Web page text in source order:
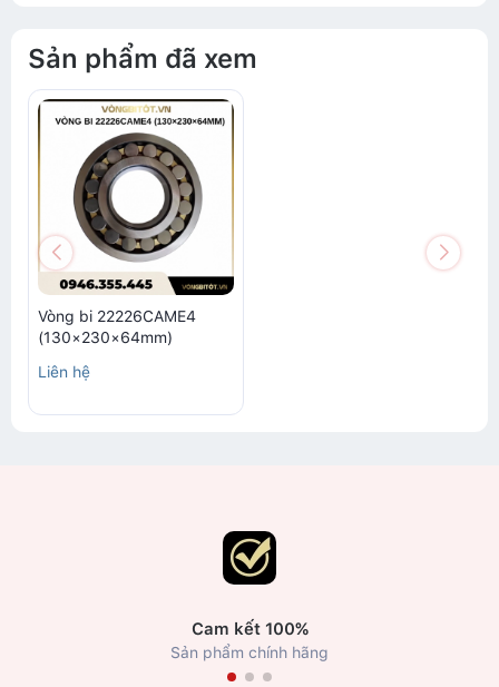
Sản phẩm đã xem
Vòng bi 22226CAME4
(130×230×64mm)
Liên hệ
Cam kết 100%
Sản phẩm chính hãng